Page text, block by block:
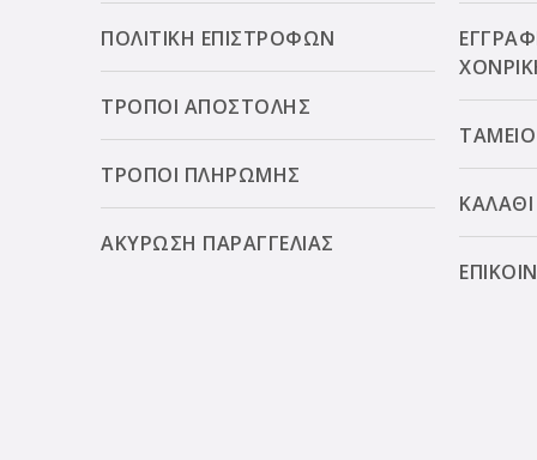
ΠΟΛΙΤΙΚΗ ΕΠΙΣΤΡΟΦΩΝ
ΤΡΟΠΟΙ ΑΠΟΣΤΟΛΗΣ
ΤΡΟΠΟΙ ΠΛΗΡΩΜΗΣ
ΑΚΥΡΩΣΗ ΠΑΡΑΓΓΕΛΙΑΣ
ΤΑΜΕΙΟ
ΚΑΛΑΘΙ